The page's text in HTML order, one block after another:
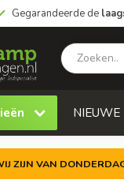
Gegarandeerde de
NIEUWE
ZIJN VAN